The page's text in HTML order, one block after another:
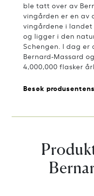
ble tatt over av
vingården er en av
vingårdene i landet
og ligger i den
Schengen. I dag er
Bernard-Massard
4,000,000 flasker
Besøk